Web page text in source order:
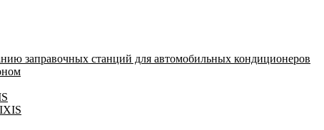
заправочных станций для автомобильных кондиционеров